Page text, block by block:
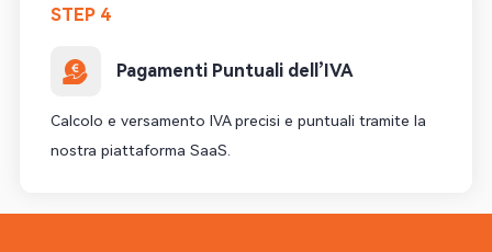
STEP 4
Pagamenti Puntuali dell’IVA
Calcolo e versamento IVA precisi e puntuali tramite la
nostra piattaforma SaaS.